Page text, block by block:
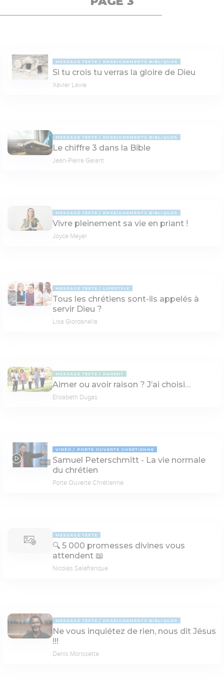
MESSAGE TEXTE ENSEIGNEMENTS BIBLIQUES
Si tu crois tu verras la gloire de Dieu
Xavier Lavie
MESSAGE TEXTE ENSEIGNEMENTS BIBLIQUES
Le chiffre 3 dans la Bible
Jean-Pierre Galant
MESSAGE TEXTE ENSEIGNEMENTS BIBLIQUES
Vivre pleinement sa vie en priant !
Joyce Meyer
MESSAGE TEXTE LIFESTYLE
Tous les chrétiens sont-ils appelés à
servir Dieu ?
Lisa Giordanella
MESSAGE TEXTE PARENT
Aimer ou avoir raison ? J’ai choisi…
Elisabeth Dugas
65:58
VIDÉO PORTE OUVERTE CHRÉTIENNE
Samuel Peterschmitt - La vie normale
du chrétien
Porte Ouverte Chrétienne
MESSAGE TEXTE
🔍 5 000 promesses divines vous
attendent 📖
Nicolas Salafranque
MESSAGE TEXTE ENSEIGNEMENTS BIBLIQUES
Ne vous inquiétez de rien, nous dit Jésus
!!!
Denis Morissette